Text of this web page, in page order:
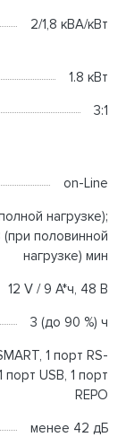
2/1,8 кВА/кВт
1.8 кВт
3:1
on-Line
нагрузке);
(при половинной
нагрузке) мин
12 V / 9 А*ч, 48 В
3 (до 90 %) ч
1 порт RS-
порт USB, 1 порт
REPO
менее 42 дБ